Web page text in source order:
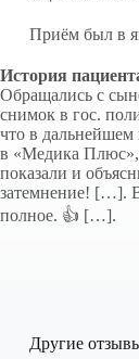
Приём был в
История
Обращались с
снимок в гос.
что в
в «Медика Плюс»,
показали и
затемнение! […].
полное. 👍 […].
Другие